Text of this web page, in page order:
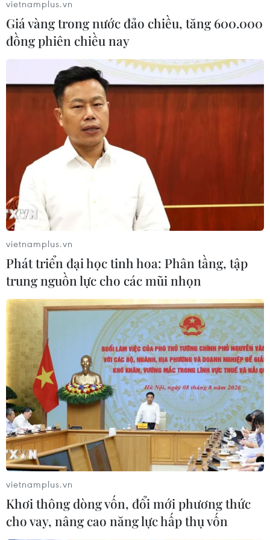
Về quê Đại tướng Nguyễn Chí Thanh ngày
đầu năm mới
01/01/2014 11:56
Hành trình về quê hương Đại tướng Nguyễn Chí Thanh,
lực lượng thanh niên đã dâng hương hoa kỷ niệm 100
năm ngày sinh Đại tướng.
Hà Nội: Dỡ dải phân cách đường Nguyễn
Chí Thanh để chống ngập
25/05/2016 01:32
Cơn mưa to sáng 25/5 đã khiến nhiều tuyến phố Hà
Nội tê liệt vì ngập nước. Tại khu vực chân cầu vượt
Nguyễn Chí Thanh - Liễu Giai, Công ty Thoát nước Hà
vietnamplus.vn
Giá vàng trong nước đảo chiều, tăng 600.000
đồng phiên chiều nay
vietnamplus.vn
Phát triển đại học tinh hoa: Phân tầng, tập
trung nguồn lực cho các mũi nhọn
vietnamplus.vn
Khơi thông dòng vốn, đổi mới phương thức
cho vay, nâng cao năng lực hấp thụ vốn